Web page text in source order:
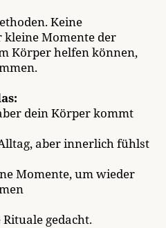
Keine
kleine Momente der
Körper helfen können,
dein Körper kommt
aber innerlich fühlst
Momente, um wieder
gedacht.